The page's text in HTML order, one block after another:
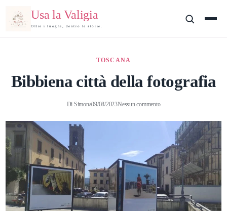
Usa la Valigia
Oltre i luoghi, dentro le storie.
TOSCANA
Bibbiena città della fotografia
Di Simona09/08/2023Nessun commento